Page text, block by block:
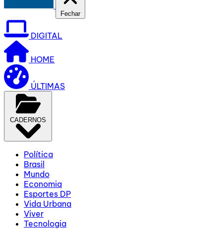
Fechar
DIGITAL
HOME
ÚLTIMAS
CADERNOS
Política
Brasil
Mundo
Economia
Esportes DP
Vida Urbana
Viver
Tecnologia